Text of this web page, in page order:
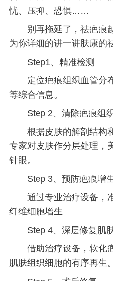
忧、压抑、恐惧……
别再拖延了，祛疤痕越
为你详细的讲一讲肤康的
Step1、精准检测
定位疤痕组织血管分
等综合信息。
Step 2、清除疤痕组
根据皮肤的解剖结构和
专家对皮肤作分层处理，
针眼。
Step 3、预防疤痕增
通过专业治疗设备，准
纤维细胞增生
Step 4、深层修复肌
借助治疗设备，软化
肌肤组织细胞的有序再生。